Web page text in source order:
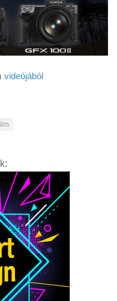
videójából